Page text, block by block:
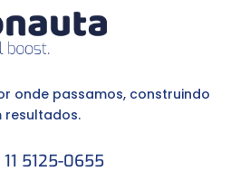
onde passamos, construindo
resultados.
5125-0655